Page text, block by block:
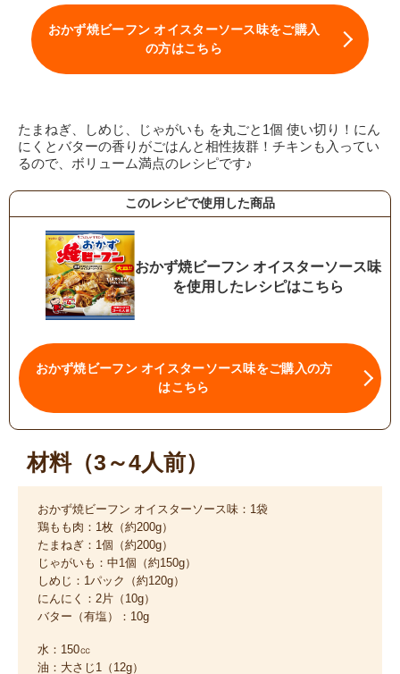
おかず焼ビーフン オイスターソース味をご購入
の方はこちら
たまねぎ、しめじ、じゃがいも を丸ごと1個 使い切り！にん
にくとバターの香りがごはんと相性抜群！チキンも入ってい
るので、ボリューム満点のレシピです♪
このレシピで使用した商品
おかず焼ビーフン オイスターソース味
を使用したレシピはこちら
おかず焼ビーフン オイスターソース味をご購入の方
はこちら
材料（3～4人前）
おかず焼ビーフン オイスターソース味：1袋
鶏もも肉：1枚（約200g）
たまねぎ：1個（約200g）
じゃがいも：中1個（約150g）
しめじ：1パック（約120g）
にんにく：2片（10g）
バター（有塩）：10g
水：150㏄
油：大さじ1（12g）